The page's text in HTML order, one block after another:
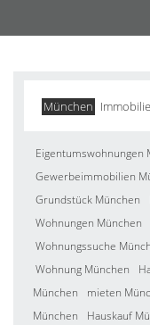
München
Eigentumswohnungen
Gewerbeimmobilien
Grundstück München
Wohnungen München
Wohnungssuche
Wohnung München
München
mieten
München
Hauskauf